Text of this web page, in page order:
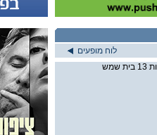
לוח מופעים